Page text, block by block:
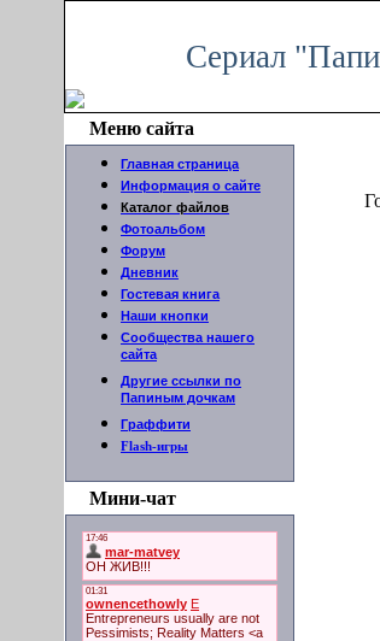
Сериал
Меню сайта
Главная страница
Информация о сайте
Каталог файлов
Фотоальбом
Форум
Дневник
Гостевая книга
Наши кнопки
Сообщества нашего
сайта
Другие ссылки по
Папиным дочкам
Граффити
Flash-игры
Мини-чат